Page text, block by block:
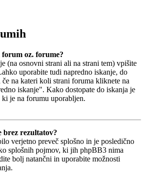
oz. forume?
(na osnovni strani ali na strani tem) vpišite
uporabite tudi napredno iskanje, do
če na kateri koli strani foruma kliknete na
iskanje". Kako dostopate do iskanja je
je na forumu uporabljen.
brez rezultatov?
verjetno preveč splošno in je posledično
splošnih pojmov, ki jih phpBB3 nima
bolj natančni in uporabite možnosti